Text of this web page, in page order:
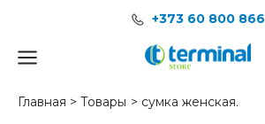
содержимому
+373 60 800 866
Main
Главная Товары сумка женская.